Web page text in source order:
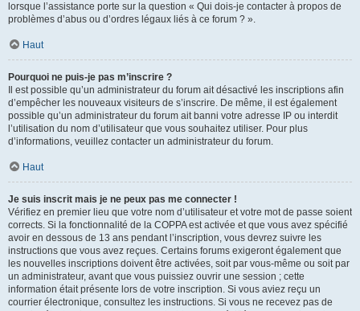
lorsque l’assistance porte sur la question « Qui dois-je contacter à propos de
problèmes d’abus ou d’ordres légaux liés à ce forum ? ».
Haut
Pourquoi ne puis-je pas m’inscrire ?
Il est possible qu’un administrateur du forum ait désactivé les inscriptions afin
d’empêcher les nouveaux visiteurs de s’inscrire. De même, il est également
possible qu’un administrateur du forum ait banni votre adresse IP ou interdit
l’utilisation du nom d’utilisateur que vous souhaitez utiliser. Pour plus
d’informations, veuillez contacter un administrateur du forum.
Haut
Je suis inscrit mais je ne peux pas me connecter !
Vérifiez en premier lieu que votre nom d’utilisateur et votre mot de passe soient
corrects. Si la fonctionnalité de la COPPA est activée et que vous avez spécifié
avoir en dessous de 13 ans pendant l’inscription, vous devrez suivre les
instructions que vous avez reçues. Certains forums exigeront également que
les nouvelles inscriptions doivent être activées, soit par vous-même ou soit par
un administrateur, avant que vous puissiez ouvrir une session ; cette
information était présente lors de votre inscription. Si vous aviez reçu un
courrier électronique, consultez les instructions. Si vous ne recevez pas de